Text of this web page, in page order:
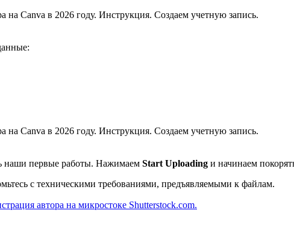
наши первые работы. Нажимаем Start Uploading и начинаем
с техническими требованиями, предъявляемыми к файлам.